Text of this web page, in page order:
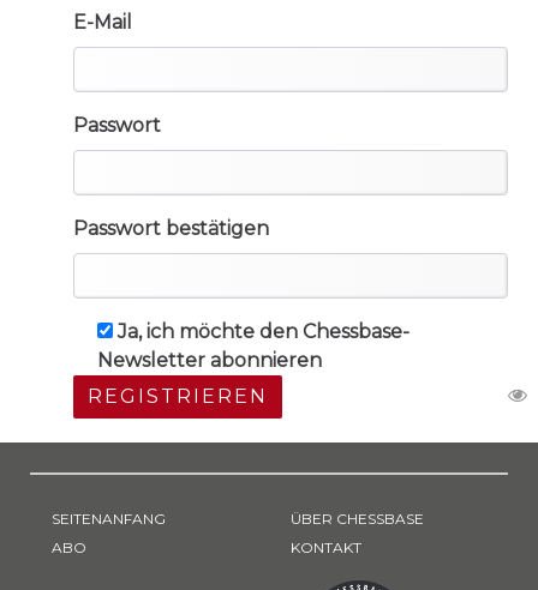
E-Mail
Passwort
Passwort bestätigen
Ja, ich möchte den Chessbase-
Newsletter abonnieren
REGISTRIEREN
SEITENANFANG
ABO
ÜBER CHESSBASE
KONTAKT